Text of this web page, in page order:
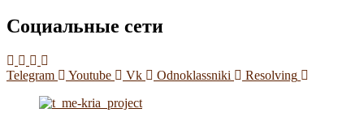
Социальные сети
Telegram Youtube Vk Odnoklassniki Resolving